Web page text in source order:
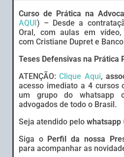
Curso de Prática na
AQUI) – Desde a
Oral, com aulas em vídeo,
com Cristiane Dupret e
Teses Defensivas na Prática
ATENÇÃO:Clique Aqui,
acesso imediato a 4 cursos
um grupo do whatsapp
advogados de todo o Brasil.
Seja atendido pelo whatsapp
Siga o Perfil da nossa
para acompanhar as